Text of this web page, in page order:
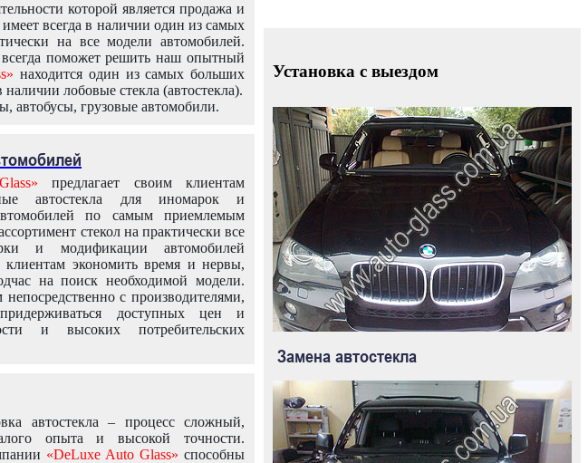
которой является продажа и
всегда в наличии один из самых
на все модели автомобилей.
поможет решить наш опытный
находится один из самых больших
лобовые стекла (автостекла).
автобусы, грузовые автомобили.
предлагает своим клиентам
автостекла для иномарок и
по самым приемлемым
стекол на практически все
и модификации автомобилей
клиентам экономить время и нервы,
на поиск необходимой модели.
с производителями,
доступных цен и
и высоких потребительских
автостекла – процесс сложный,
опыта и высокой точности.
«DeLuxe Auto Glass» способны
Установка с выездом
Замена автостекла